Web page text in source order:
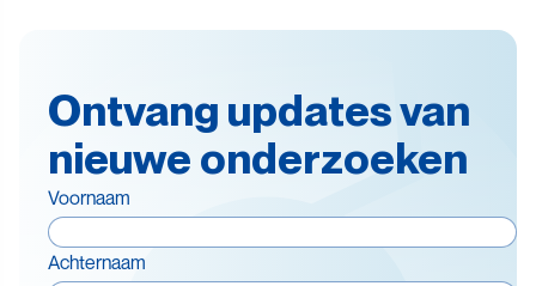
Ontvang updates van
nieuwe onderzoeken
Voornaam
Achternaam